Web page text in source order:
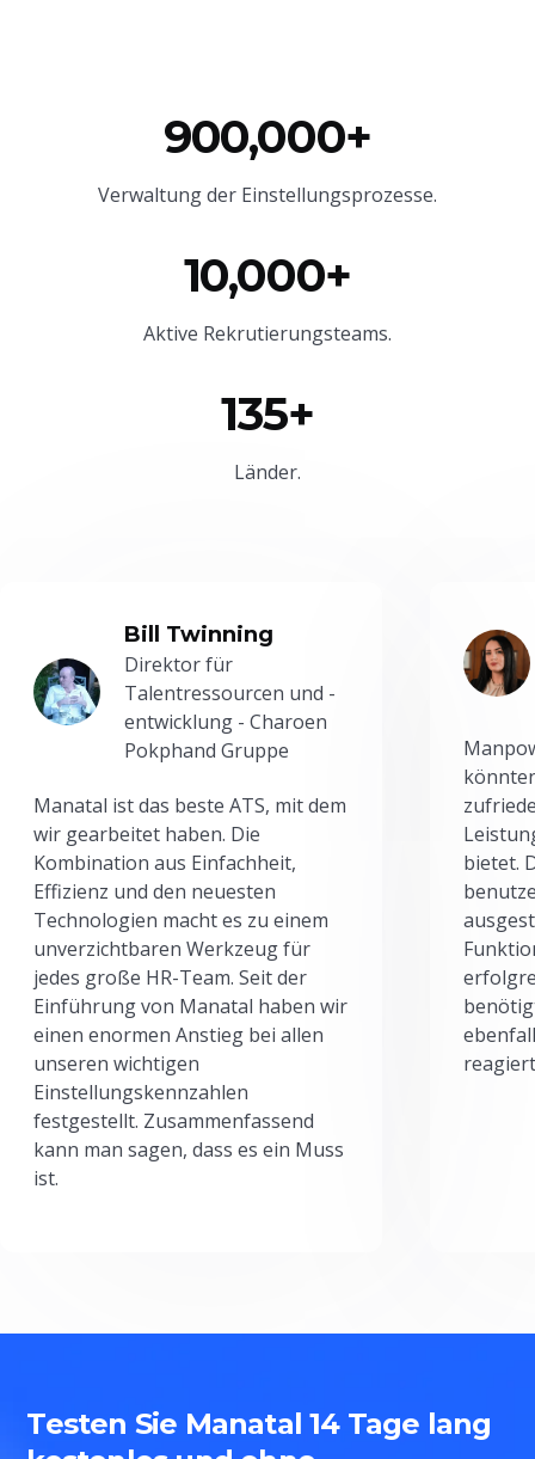
900,000+
Verwaltung der Einstellungsprozesse.
10,000+
Aktive Rekrutierungsteams.
135+
Länder.
Bill Twinning
Direktor für
Talentressourcen und -
entwicklung - Charoen
Pokphand Gruppe
Manatal ist das beste ATS, mit dem
wir gearbeitet haben. Die
Kombination aus Einfachheit,
Effizienz und den neuesten
Technologien macht es zu einem
unverzichtbaren Werkzeug für
jedes große HR-Team. Seit der
Einführung von Manatal haben wir
einen enormen Anstieg bei allen
unseren wichtigen
Einstellungskennzahlen
festgestellt. Zusammenfassend
kann man sagen, dass es ein Muss
ist.
bietet.
Testen Sie Manatal 14 Tage lang